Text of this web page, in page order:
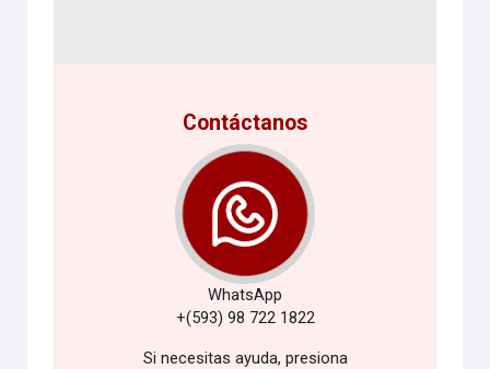
Contáctanos
WhatsApp
+(593) 98 722 1822
Si necesitas ayuda, presiona